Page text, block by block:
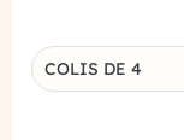
Choisissez une
COLIS DE 4